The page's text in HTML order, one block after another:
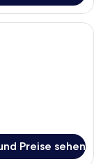
mit Bett,
Preise sehen